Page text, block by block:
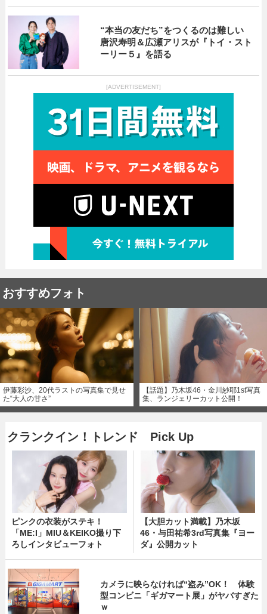
“本当の友だち”をつくるのは難しい
唐沢寿明＆広瀬アリスが『トイ・スト
ーリー５』を語る
[ADVERTISEMENT]
おすすめフォト
伊藤彩沙、20代ラストの写真集で見せ
た“大人の甘さ”
【話題】乃木坂46・金川紗耶1st写真
集、ランジェリーカット公開！
クランクイン！トレンド Pick Up
ピンクの衣装がステキ！
「ME:I」MIU＆KEIKO撮り下
ろしインタビューフォト
【大胆カット満載】乃木坂
46・与田祐希3rd写真集『ヨー
ダ』公開カット
カメラに映らなければ“盗み”OK！ 体験
型コンビニ「ギガマート展」がヤバすぎた
ｗ